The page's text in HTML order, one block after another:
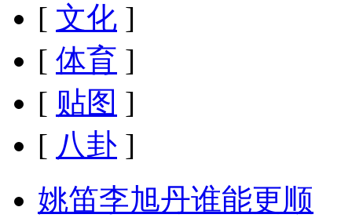
[ 文化 ]
[ 体育 ]
[ 贴图 ]
[ 八卦 ]
姚笛李旭丹谁能更顺